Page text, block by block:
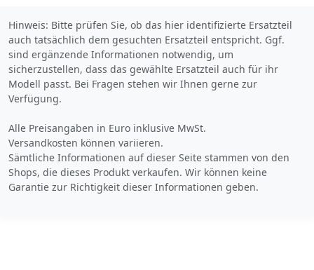
Hinweis: Bitte prüfen Sie, ob das hier identifizierte Ersatzteil
auch tatsächlich dem gesuchten Ersatzteil entspricht. Ggf.
sind ergänzende Informationen notwendig, um
sicherzustellen, dass das gewählte Ersatzteil auch für ihr
Modell passt. Bei Fragen stehen wir Ihnen gerne zur
Verfügung.
Alle Preisangaben in Euro inklusive MwSt.
Versandkosten können variieren.
Sämtliche Informationen auf dieser Seite stammen von den
Shops, die dieses Produkt verkaufen. Wir können keine
Garantie zur Richtigkeit dieser Informationen geben.